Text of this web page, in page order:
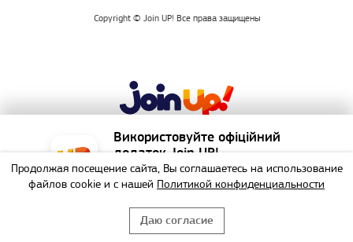
Copyright © Join UP! Все права защищены
Есть вопросы?Подписаться на E-mail
Продолжая посещение сайта, Вы соглашаетесь на использование
файлов cookie и с нашей Политикой конфиденциальности
Даю согласие
Використовуйте офіційний
додаток Join UP!
Найзручніший спосіб
забронювати тур!
НЕ БУДУ